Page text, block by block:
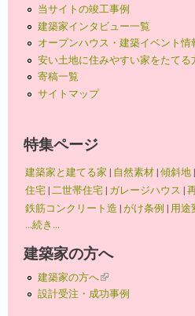
当サイトの竣工事例
建築家インタビュー一覧
オープンハウス・建築イベント情
安い土地に住みやすい家をたてる
寄稿一覧
サイトマップ
特集ページ
建築家と建てる家 | 自然素材|傾斜地|
住宅|二世帯住宅| ガレージハウス |
鉄筋コンクリート造 |がけ条例 | 用途
...続き...
建築家の方へ
建築家の方へ(link is external)
設計受注・成功事例